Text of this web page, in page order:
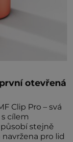
otevřená
Clip Pro – svá
cílem
stejně
navržena pro lid